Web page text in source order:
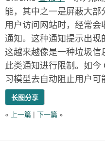
能，其中之一是屏蔽大
用户访问网站时，经常
通知。这种通知提示出
这越来越像是一种垃圾
此类通知进行限制。如
习模型去自动阻止用户可
长图分享
« 上一篇 | 下一篇 »